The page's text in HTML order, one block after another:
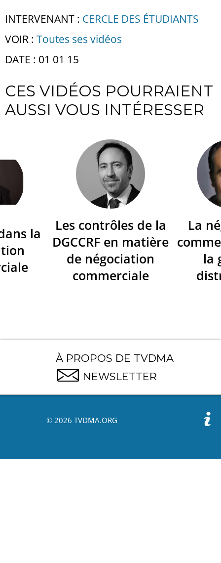
INTERVENANT : CERCLE DES ÉTUDIANTS
VOIR : Toutes ses vidéos
DATE : 01 01 15
CES VIDÉOS POURRAIENT
AUSSI VOUS INTÉRESSER
la
Les contrôles de la
DGCCRF en matière
de négociation
commerciale
La
la
À PROPOS DE TVDMA
NEWSLETTER
© 2026 TVDMA.ORG